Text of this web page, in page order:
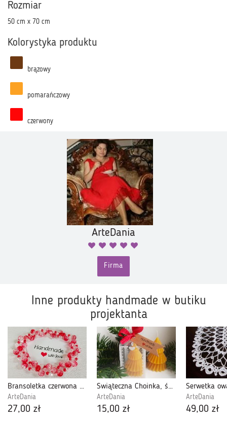
Rozmiar
50 cm x 70 cm
Kolorystyka produktu
brązowy
pomarańczowy
czerwony
ArteDania
Firma
Inne produkty handmade w butiku
projektanta
Bransoletka czerwona z kryształkami
ArteDania
27,00 zł
Świąteczna Choinka, świeca z wosku pszczelego
ArteDania
15,00 zł
ArteDania
49,00 zł